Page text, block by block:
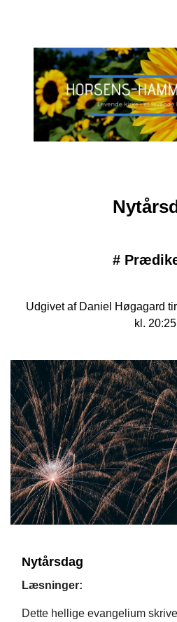
#
Udgivet af Daniel Høgagard
kl.
Nytårsdag
Læsninger:
Dette hellige evangelium